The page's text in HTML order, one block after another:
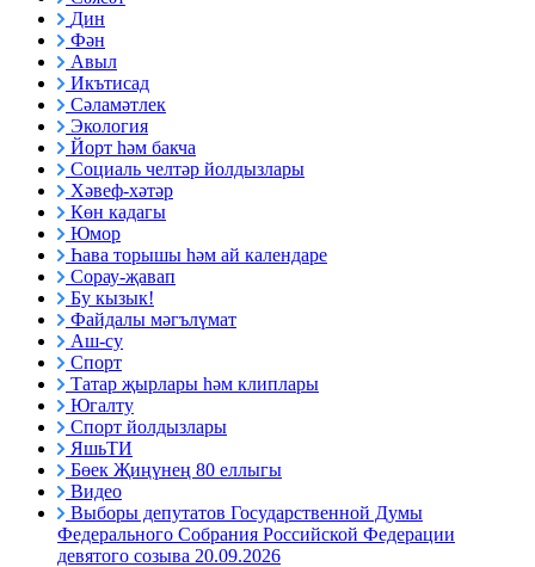
Дин
Фән
Авыл
Икътисад
Сәламәтлек
Экология
Йорт һәм бакча
Социаль челтәр йолдызлары
Хәвеф-хәтәр
Көн кадагы
Юмор
Һава торышы һәм ай календаре
Сорау-җавап
Бу кызык!
Файдалы мәгълүмат
Аш-су
Спорт
Татар җырлары һәм клиплары
Югалту
Спорт йолдызлары
ЯшьТИ
Бөек Җиңүнең 80 еллыгы
Видео
Выборы депутатов Государственной Думы
Федерального Собрания Российской Федерации
девятого созыва 20.09.2026